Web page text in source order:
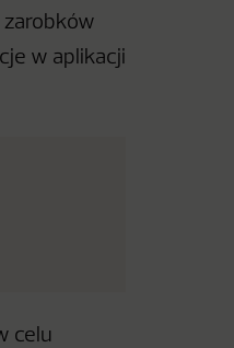
zarobków
w aplikacji
celu